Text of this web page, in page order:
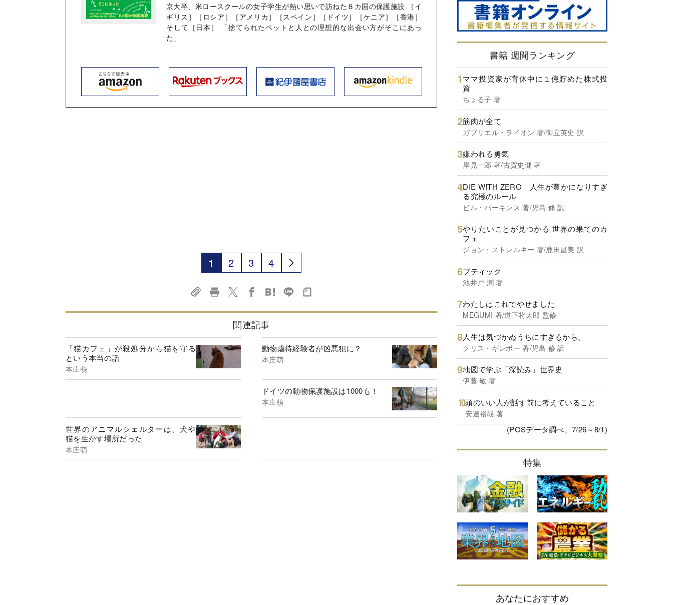
京大卒、米ロースクールの女子学生が熱い思いで訪ねた８カ国の保護施設 ［イ
ギリス］［ロシア］［アメリカ］［スペイン］［ドイツ］［ケニア］［香港］
そして［日本］ 「捨てられたペットと人との理想的な出会い方がそこにあっ
た」
1 2 3 4
関連記事
「猫カフェ」が殺処分から猫を守る
という本当の話
本庄萌
動物虐待経験者が凶悪犯に？
本庄萌
ドイツの動物保護施設は1000も！
本庄萌
世界のアニマルシェルターは、犬や
猫を生かす場所だった
本庄萌
書籍 週間ランキング
ママ投資家が育休中に１億貯めた株式投
資
ちょる子 著
筋肉が全て
ガブリエル・ライオン 著/御立英史 訳
嫌われる勇気
岸見一郎 著/古賀史健 著
DIE WITH ZERO 人生が豊かになりすぎ
る究極のルール
ビル・パーキンス 著/児島 修 訳
やりたいことが見つかる 世界の果てのカ
フェ
ジョン・ストレルキー 著/鹿田昌美 訳
ブティック
池井戸 潤 著
わたしはこれでやせました
MEGUMI 著/道下将太郎 監修
人生は気づかぬうちにすぎるから。
クリス・ギレボー 著/児島 修 訳
地図で学ぶ「深読み」世界史
伊藤 敏 著
頭のいい人が話す前に考えていること
安達裕哉 著
(POSデータ調べ、7/26～8/1)
特集
あなたにおすすめ